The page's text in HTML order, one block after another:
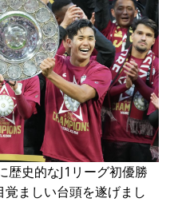
歴史的なJ1リーグ初優勝
ましい台頭を遂げまし